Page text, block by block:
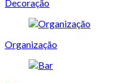
Decoração
Organização